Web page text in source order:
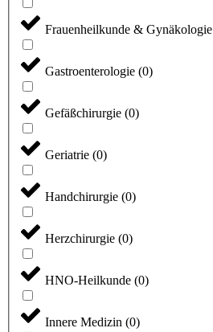
Frauenheilkunde & Gynäkologie
Gastroenterologie (0)
Gefäßchirurgie (0)
Geriatrie (0)
Handchirurgie (0)
Herzchirurgie (0)
HNO-Heilkunde (0)
Innere Medizin (0)